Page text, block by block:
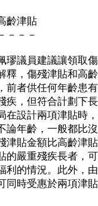
齡津貼
－－－
議員建議讓領取傷
釋，傷殘津貼和高
前者供任何年齡患
疾，但符合計劃下
在設計兩項津貼時
論年齡，一般都比
津貼金額比高齡津
的嚴重殘疾長者，
利的情況。此外，
同時受惠於兩項津